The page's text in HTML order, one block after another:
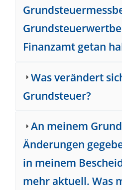
Finanzamt getan
Was verändert
Grundsteuer?
An meinem
Änderungen
in meinem
mehr aktuell. Was